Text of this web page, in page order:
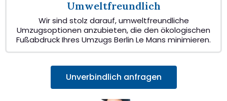
Umweltfreundlich
Wir sind stolz darauf, umweltfreundliche
Umzugsoptionen anzubieten, die den ökologischen
Fußabdruck Ihres Umzugs Berlin Le Mans minimieren.
Unverbindlich anfragen